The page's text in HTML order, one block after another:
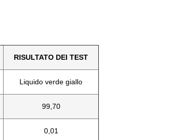
RISULTATO DEI TEST
Liquido verde giallo
99,70
0,01